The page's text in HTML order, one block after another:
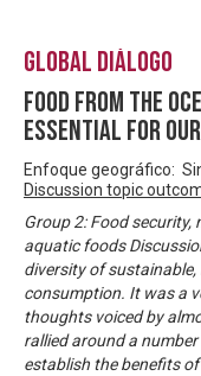
Global Diálogo
Food from the
essential for
Enfoque geográfico:
Discussion topic
Group 2: Food
aquatic foods
diversity of
consumption. It was a
thoughts voiced by
rallied around a
establish the benefits